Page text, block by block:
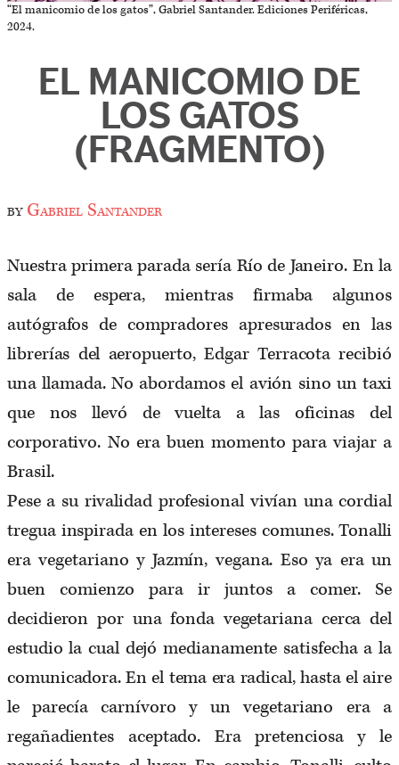
“El manicomio de los gatos”, Gabriel Santander. Ediciones Periféricas,
2024.
EL MANICOMIO DE
LOS GATOS
(FRAGMENTO)
byGabriel Santander
Nuestra primera parada sería Río de Janeiro. En la
sala de espera, mientras firmaba algunos
autógrafos de compradores apresurados en las
librerías del aeropuerto, Edgar Terracota recibió
una llamada. No abordamos el avión sino un taxi
que nos llevó de vuelta a las oficinas del
corporativo. No era buen momento para viajar a
Brasil.
Pese a su rivalidad profesional vivían una cordial
tregua inspirada en los intereses comunes. Tonalli
era vegetariano y Jazmín, vegana. Eso ya era un
buen comienzo para ir juntos a comer. Se
decidieron por una fonda vegetariana cerca del
estudio la cual dejó medianamente satisfecha a la
comunicadora. En el tema era radical, hasta el aire
le parecía carnívoro y un vegetariano era a
regañadientes aceptado. Era pretenciosa y le